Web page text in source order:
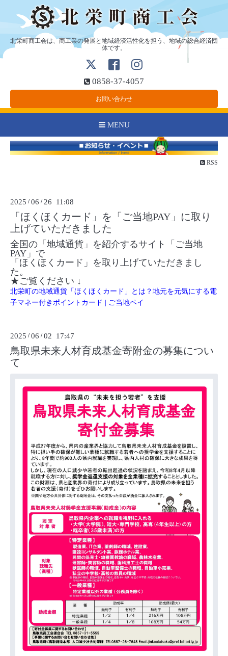
北栄町商工会は、商工業の発展と地域経済活性化を担う、地域の総合経済団
体です。
0858-37-4057
お問い合わせ
MENU
RSS
2025 /06 /26 11:08
「ほくほくカード」を「ご当地PAY」に取り
上げていただきました
全国の「地域通貨」を紹介するサイト「ご当地
PAY」で
「ほくほくカード」を取り上げていただきまし
た。
★ご覧ください ↓
北栄町の地域通貨「ほくほくカード」とは？地元を元気にする電
子マネー付きポイントカード | ご当地ペイ
2025 /06 /02 17:47
鳥取県未来人材育成基金寄附金の募集につい
て